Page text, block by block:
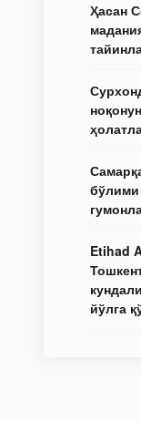
Ҳасан
Etihad
йўлга